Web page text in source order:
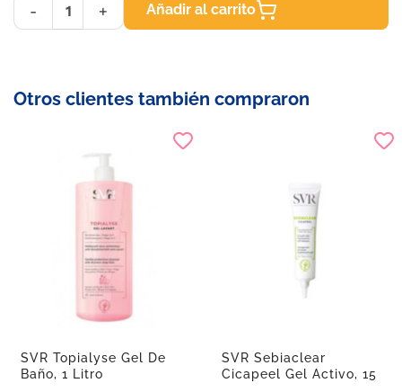
- + Añadir al carrito
Otros clientes también compraron
SVR Topialyse Gel De
Baño, 1 Litro
SVR Sebiaclear
Cicapeel Gel Activo, 15